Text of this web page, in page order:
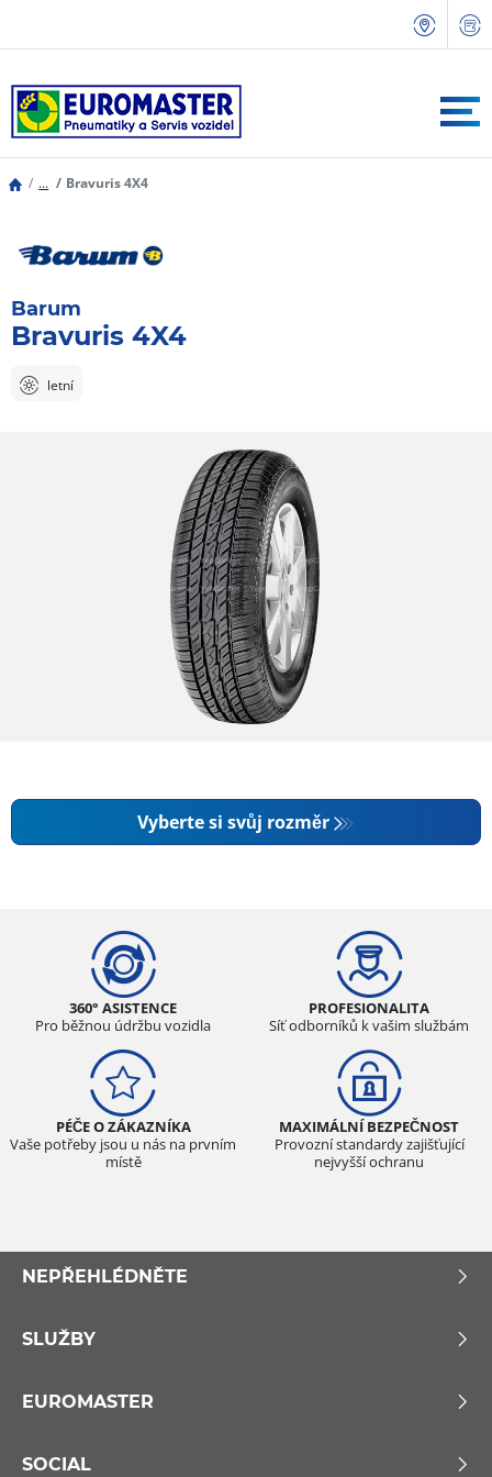
... Bravuris 4X4
Barum
Bravuris 4X4
letní
Vyberte si svůj rozměr
360° ASISTENCE
Pro běžnou údržbu vozidla
PROFESIONALITA
Síť odborníků k vašim službám
PÉČE O ZÁKAZNÍKA
Vaše potřeby jsou u nás na prvním
místě
MAXIMÁLNÍ BEZPEČNOST
Provozní standardy zajišťující
nejvyšší ochranu
NEPŘEHLÉDNĚTE
SLUŽBY
EUROMASTER
SOCIAL